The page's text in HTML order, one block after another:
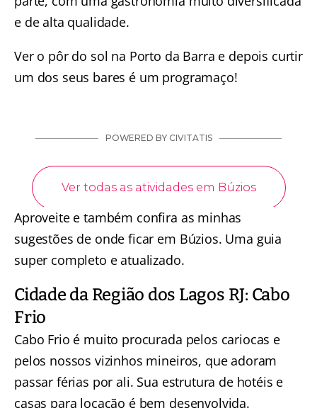
e de alta qualidade.
Ver o pôr do sol na Porto da Barra e depois curtir
um dos seus bares é um programaço!
Aproveite e também confira as minhas
sugestões de onde ficar em Búzios. Uma guia
super completo e atualizado.
Cidade da Região dos Lagos RJ: Cabo
Frio
Cabo Frio é muito procurada pelos cariocas e
pelos nossos vizinhos mineiros, que adoram
passar férias por ali. Sua estrutura de hotéis e
casas para locação é bem desenvolvida.